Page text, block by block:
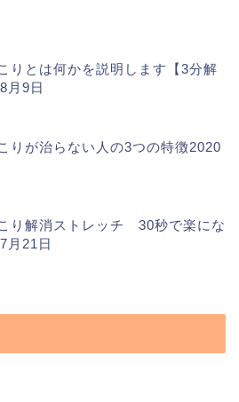
りとは何かを説明します【3分解
月9日
りが治らない人の3つの特徴2020
り解消ストレッチ 30秒で楽にな
月21日